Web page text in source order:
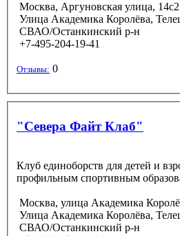
Москва, Аргуновская улица, 14с2
Улица Академика Королёва,
СВАО/Останкинский р-н
+7-495-204-19-41
Отзывы: 0
"Севера Файт Клаб"
Клуб единоборств для детей и
профильным спортивным
Москва, улица Академика
Улица Академика Королёва,
СВАО/Останкинский р-н